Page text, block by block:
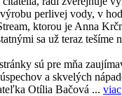
perlivej vody, v
ktorou je Anna
sa už teraz tešíme
sú pre mňa
a skvelých
Otília Bačová ... viac